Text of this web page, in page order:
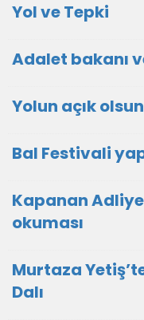
Yol ve Tepki
Adalet bakanı
Yolun açık
Bal Festivali
Kapanan
okuması
Murtaza
Dalı